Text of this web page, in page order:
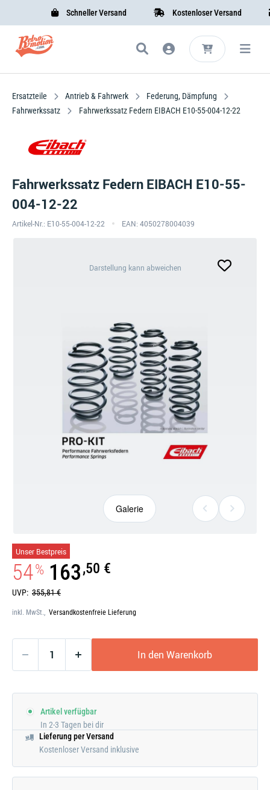
Schneller Versand Kostenloser Versand
Ersatzteile Antrieb & Fahrwerk
Federung, Dämpfung
Fahrwerkssatz
Fahrwerkssatz Federn EIBACH E10-55-004-12-22
Fahrwerkssatz Federn EIBACH E10-55-
004-12-22
Artikel-Nr.: E10-55-004-12-22 EAN: 4050278004039
Galerie
öffnen
Darstellung kann abweichen
Galerie
UVP: 355,81 €
54% 163,50 €
Unser Bestpreis
inkl. MwSt., Versandkostenfreie Lieferung
In den Warenkorb
Artikel verfügbar
In 2-3 Tagen bei dir
Lieferung per Versand
Kostenloser Versand inklusive